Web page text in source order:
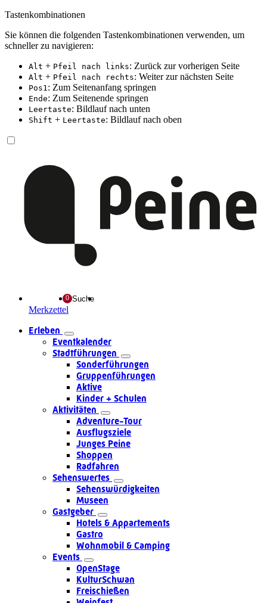
Tastenkombinationen
Sie können die folgenden Tastenkombinationen verwenden, um
schneller zu navigieren:
Alt + Pfeil nach links: Zurück zur vorherigen Seite
Alt + Pfeil nach rechts: Weiter zur nächsten Seite
Pos1: Zum Seitenanfang springen
Ende: Zum Seitenende springen
Leertaste: Bildlauf nach unten
Shift + Leertaste: Bildlauf nach oben
Merkzettel
Suche
Erleben
Eventkalender
Stadtführungen
Sonderführungen
Gruppenführungen
Aktive
Kinder + Schulen
Aktivitäten
Adventure-Tour
Ausflugsziele
Junges Peine
Shoppen
Radfahren
Sehenswertes
Sehenswürdigkeiten
Museen
Gastgeber
Hotels & Appartements
Gastro
Wohnmobil & Camping
Events
OpenStage
KulturSchwan
Freischießen